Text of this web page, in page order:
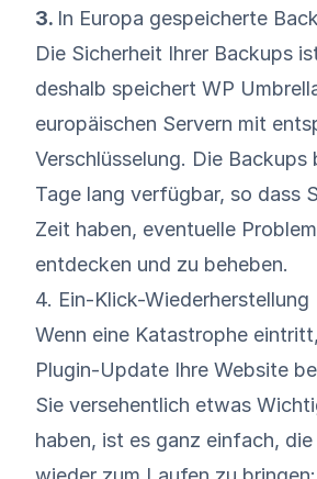
3. In Europa gespeicherte
Die Sicherheit Ihrer Backups
deshalb speichert WP
europäischen Servern mit
Verschlüsselung. Die Backups
Tage lang verfügbar, so dass
Zeit haben, eventuelle
entdecken und zu beheben.
4. Ein-Klick-Wiederherstellung
Wenn eine Katastrophe
Plugin-Update Ihre Website
Sie versehentlich etwas
haben, ist es ganz einfach,